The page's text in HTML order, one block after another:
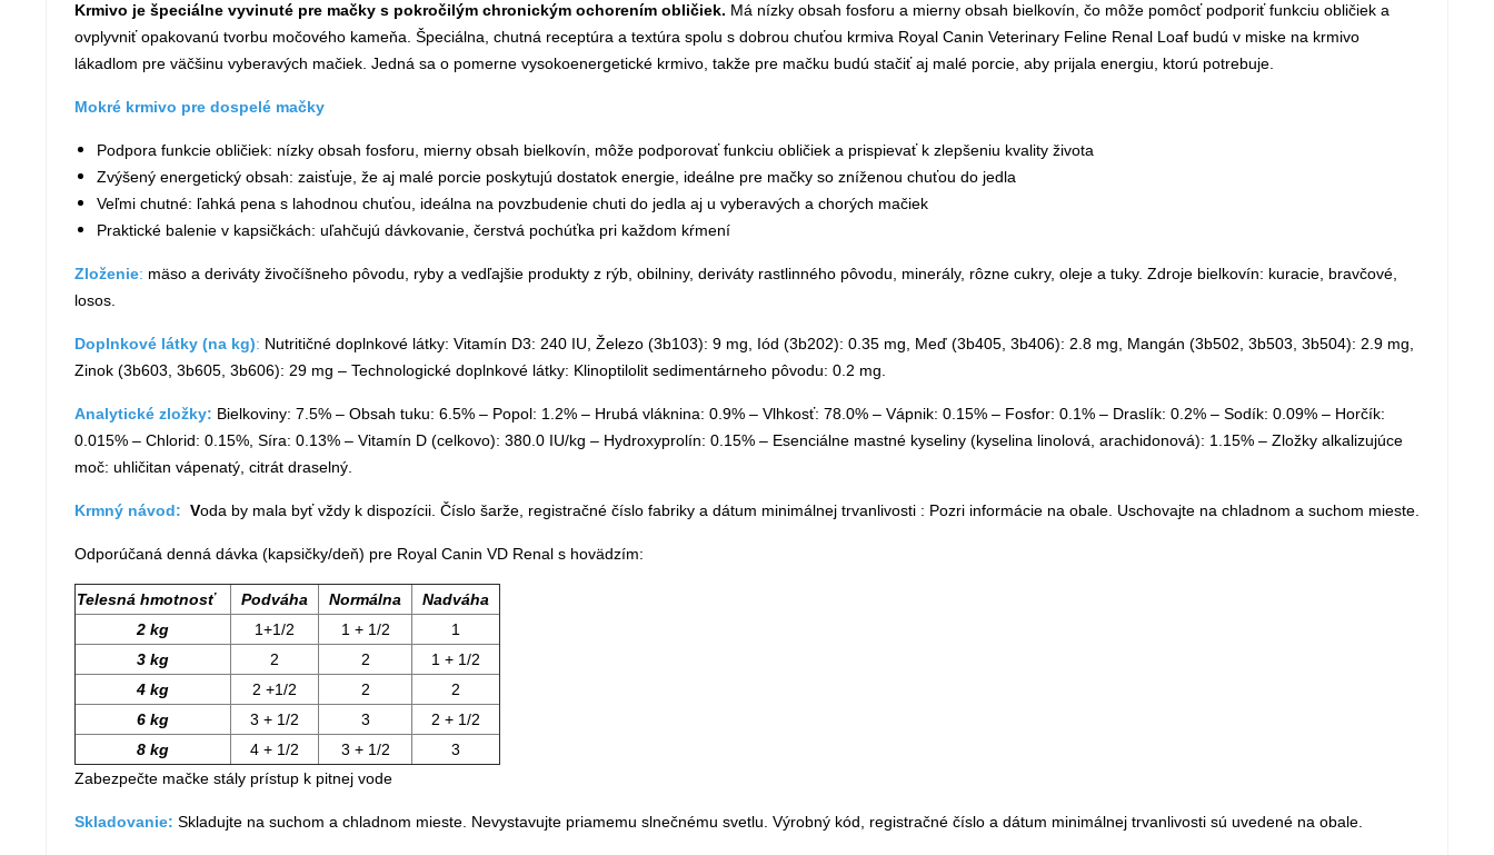
Krmivo je špeciálne vyvinuté pre mačky s pokročilým chronickým ochorením obličiek. Má nízky obsah fosforu a mierny obsah bielkovín, čo môže pomôcť podporiť funkciu obličiek a
ovplyvniť opakovanú tvorbu močového kameňa. Špeciálna, chutná receptúra a textúra spolu s dobrou chuťou krmiva Royal Canin Veterinary Feline Renal Loaf budú v miske na krmivo
lákadlom pre väčšinu vyberavých mačiek. Jedná sa o pomerne vysokoenergetické krmivo, takže pre mačku budú stačiť aj malé porcie, aby prijala energiu, ktorú potrebuje.
Mokré krmivo pre dospelé mačky
Podpora funkcie obličiek: nízky obsah fosforu, mierny obsah bielkovín, môže podporovať funkciu obličiek a prispievať k zlepšeniu kvality života
Zvýšený energetický obsah: zaisťuje, že aj malé porcie poskytujú dostatok energie, ideálne pre mačky so zníženou chuťou do jedla
Veľmi chutné: ľahká pena s lahodnou chuťou, ideálna na povzbudenie chuti do jedla aj u vyberavých a chorých mačiek
Praktické balenie v kapsičkách: uľahčujú dávkovanie, čerstvá pochúťka pri každom kŕmení
Zloženie: mäso a deriváty živočíšneho pôvodu, ryby a vedľajšie produkty z rýb, obilniny, deriváty rastlinného pôvodu, minerály, rôzne cukry, oleje a tuky. Zdroje bielkovín: kuracie, bravčové,
losos.
Doplnkové látky (na kg): Nutritičné doplnkové látky: Vitamín D3: 240 IU, Železo (3b103): 9 mg, Iód (3b202): 0.35 mg, Meď (3b405, 3b406): 2.8 mg, Mangán (3b502, 3b503, 3b504): 2.9 mg,
Zinok (3b603, 3b605, 3b606): 29 mg – Technologické doplnkové látky: Klinoptilolit sedimentárneho pôvodu: 0.2 mg.
Analytické zložky: Bielkoviny: 7.5% – Obsah tuku: 6.5% – Popol: 1.2% – Hrubá vláknina: 0.9% – Vlhkosť: 78.0% – Vápnik: 0.15% – Fosfor: 0.1% – Draslík: 0.2% – Sodík: 0.09% – Horčík:
0.015% – Chlorid: 0.15%, Síra: 0.13% – Vitamín D (celkovo): 380.0 IU/kg – Hydroxyprolín: 0.15% – Esenciálne mastné kyseliny (kyselina linolová, arachidonová): 1.15% – Zložky alkalizujúce
moč: uhličitan vápenatý, citrát draselný.
Krmný návod: Voda by mala byť vždy k dispozícii. Číslo šarže, registračné číslo fabriky a dátum minimálnej trvanlivosti : Pozri informácie na obale. Uschovajte na chladnom a suchom mieste.
Odporúčaná denná dávka (kapsičky/deň) pre Royal Canin VD Renal s hovädzím:
Telesná hmotnosť Podváha Normálna
Nadváha
2 kg
1+1/2 1 + 1/2
1
3 kg
2 2
1 + 1/2
4 kg
2 +1/2 2
2
6 kg
3 + 1/2 3
2 + 1/2
8 kg
4 + 1/2 3 + 1/2
3
Zabezpečte mačke stály prístup k pitnej vode
Skladovanie: Skladujte na suchom a chladnom mieste. Nevystavujte priamemu slnečnému svetlu. Výrobný kód, registračné číslo a dátum minimálnej trvanlivosti sú uvedené na obale.